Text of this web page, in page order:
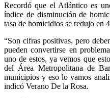
Recordó que el Atlántico es
índice de disminución de
tasa de homicidios se redujo en
“Son cifras positivas, pero
pueden convertirse en
uno de estos, ya vemos que
del Área Metropolitana de
municipios y eso lo vamos
indicó Verano De la Rosa.